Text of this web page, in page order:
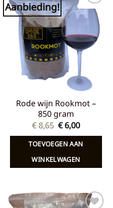
Aanbieding!
Toevoegen
aan
verlanglijst
Rode wijn Rookmot –
850 gram
€8,65
prijs
was:
€ 8,65.
€6,00Huidige
is:
€ 6,00.
TOEVOEGEN AAN
WINKELWAGEN